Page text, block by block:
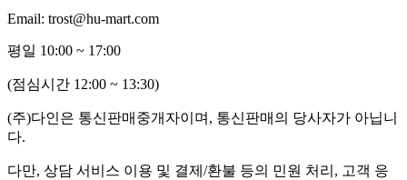
Email: trost@hu-mart.com
평일 10:00 ~ 17:00
(점심시간 12:00 ~ 13:30)
(주)다인은 통신판매중개자이며, 통신판매의 당사자가 아닙니
다.
다만, 상담 서비스 이용 및 결제/환불 등의 민원 처리, 고객 응